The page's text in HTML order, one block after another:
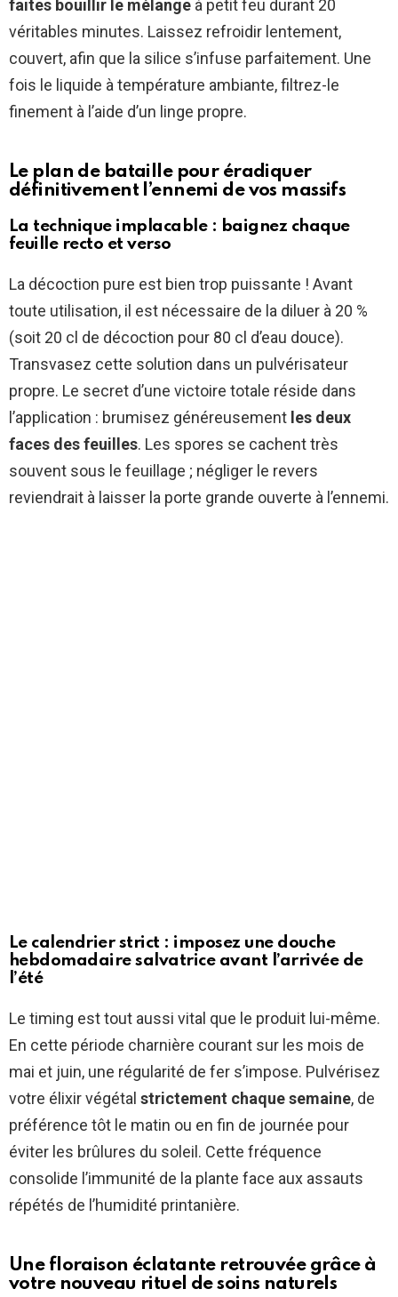
faites bouillir le mélange à petit feu durant 20
véritables minutes. Laissez refroidir lentement,
couvert, afin que la silice s’infuse parfaitement. Une
fois le liquide à température ambiante, filtrez-le
finement à l’aide d’un linge propre.
Le plan de bataille pour éradiquer
définitivement l’ennemi de vos massifs
La technique implacable : baignez chaque
feuille recto et verso
La décoction pure est bien trop puissante ! Avant
toute utilisation, il est nécessaire de la diluer à 20 %
(soit 20 cl de décoction pour 80 cl d’eau douce).
Transvasez cette solution dans un pulvérisateur
propre. Le secret d’une victoire totale réside dans
l’application : brumisez généreusement les deux
faces des feuilles. Les spores se cachent très
souvent sous le feuillage ; négliger le revers
reviendrait à laisser la porte grande ouverte à l’ennemi.
Le calendrier strict : imposez une douche
hebdomadaire salvatrice avant l’arrivée de
l’été
Le timing est tout aussi vital que le produit lui-même.
En cette période charnière courant sur les mois de
mai et juin, une régularité de fer s’impose. Pulvérisez
votre élixir végétal strictement chaque semaine, de
préférence tôt le matin ou en fin de journée pour
éviter les brûlures du soleil. Cette fréquence
consolide l’immunité de la plante face aux assauts
répétés de l’humidité printanière.
Une floraison éclatante retrouvée grâce à
votre nouveau rituel de soins naturels